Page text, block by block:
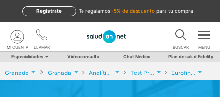
te regalamos -5% de descuento para tu compra
Regístrate
LLAMAR
MI CUENTA BUSCAR MENU
Especialidades Videoconsulta Chat Médico Plan de salud Fidelity
Granada Granada Analíticas y Genética Test Prenatal no invasivo Everli Avanzado Eurofins Análisis Clínicos Granada